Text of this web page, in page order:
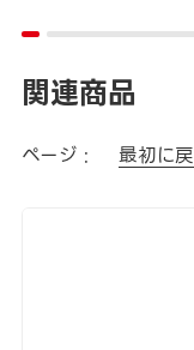
関連商品
ページ : 最初に